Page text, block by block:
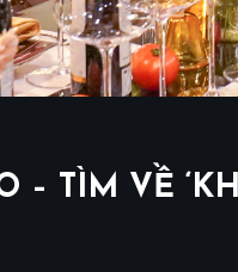
– TÌM VỀ